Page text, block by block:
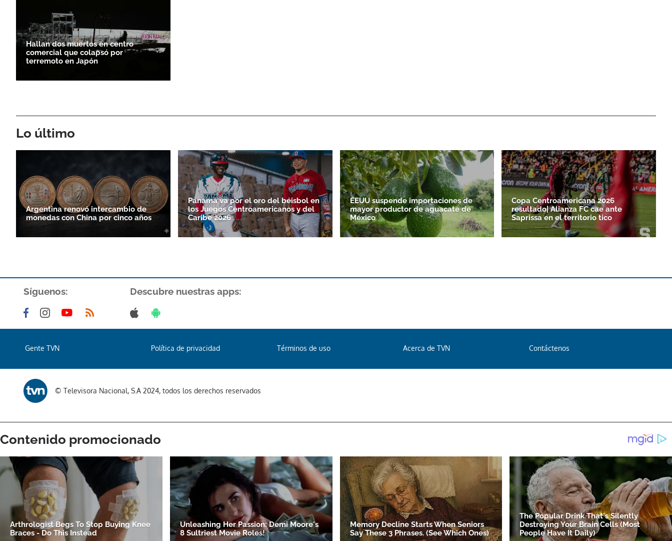
Hallan dos muertos en centro
comercial que colapsó por
terremoto en Japón
Lo último
Argentina renovó intercambio de
monedas con China por cinco años
Panamá va por el oro del béisbol en
los Juegos Centroamericanos y del
Caribe 2026
EEUU suspende importaciones de
mayor productor de aguacate de
México
Copa Centroamericana 2026
resultado| Alianza FC cae ante
Saprissa en el territorio tico
Síguenos: Descubre nuestras apps:
Gente TVN Política de privacidad Términos de uso Acerca de TVN Contáctenos
© Televisora Nacional, S.A 2024, todos los derechos reservados